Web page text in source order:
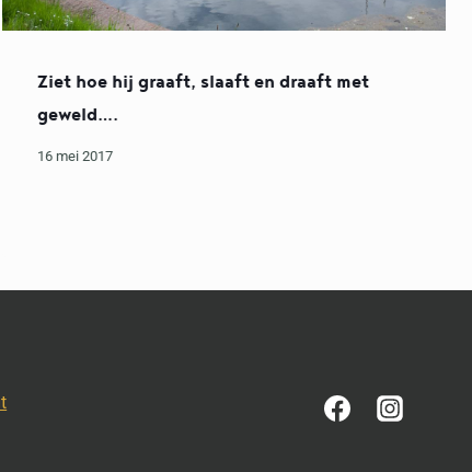
Ziet hoe hij graaft, slaaft en draaft met
geweld….
16 mei 2017